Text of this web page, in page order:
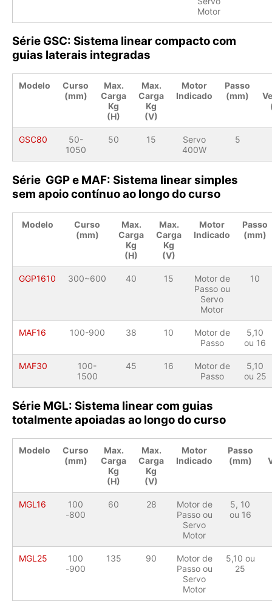
Motor
Série GSC: Sistema linear compacto com
guias laterais integradas
Modelo
Curso
(mm)
Max.
Carga
Kg
(H)
Max.
Carga
Kg
(V)
Motor
Indicado
Passo
(mm)
GSC80
50-
1050
50 15
Servo
400W
5
Série GGP e MAF: Sistema linear simples
sem apoio contínuo ao longo do curso
Modelo
Curso
(mm)
Max.
Carga
Kg
(H)
Max.
Carga
Kg
(V)
Motor
Indicado
Passo
(mm)
GGP1610 300~600 40 15
Motor de
Passo ou
Servo
Motor
10
MAF16 100-900 38 10
Motor de
Passo
5,10
ou 16
MAF30
100-
1500
45 16
Motor de
Passo
5,10
ou 25
Série MGL: Sistema linear com guias
totalmente apoiadas ao longo do curso
Modelo
Curso
(mm)
Max.
Carga
Kg
(H)
Max.
Carga
Kg
(V)
Motor
Indicado
Passo
(mm)
MGL16
100
-800
60 28
Motor de
Passo ou
Servo
Motor
5, 10
ou 16
MGL25
100
-900
135 90
Motor de
Passo ou
Servo
Motor
5,10 ou
25